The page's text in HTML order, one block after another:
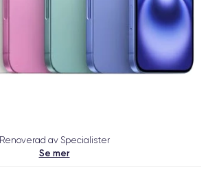
Renoverad av Specialister
Se mer